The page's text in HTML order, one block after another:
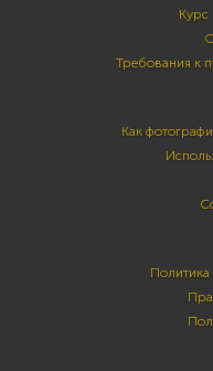
Курс
Требования к
Как
Политика